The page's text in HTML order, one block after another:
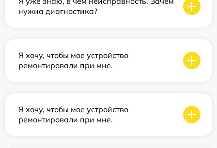
нужна диагностика?
Я хочу, чтобы мое устройство
ремонтировали при мне.
Я хочу, чтобы мое устройство
ремонтировали при мне.